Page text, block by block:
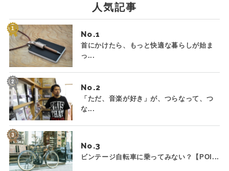
人気記事
No.
首にかけたら、もっと快適な暮らしが始ま
っ...
No.
「ただ、音楽が好き」が、つらなって、つ
な...
No.
ビンテージ自転車に乗ってみない？【POI...